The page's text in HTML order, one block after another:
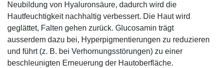
Neubildung von Hyaluronsäure, dadurch wird die
Hautfeuchtigkeit nachhaltig verbessert. Die Haut wird
geglättet, Falten gehen zurück. Glucosamin trägt
ausserdem dazu bei, Hyperpigmentierungen zu reduzieren
und führt (z. B. bei Verhornungsstörungen) zu einer
beschleunigten Erneuerung der Hautoberfläche.